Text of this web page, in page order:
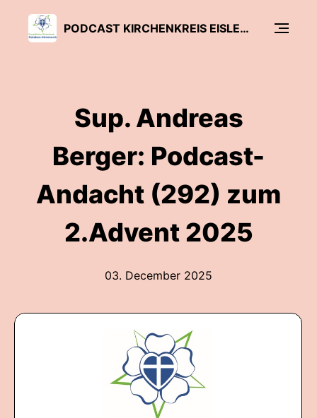
PODCAST KIRCHENKREIS EISLEBEN-SÖMMERDA
Sup. Andreas
Berger: Podcast-
Andacht (292) zum
2.Advent 2025
03. December 2025